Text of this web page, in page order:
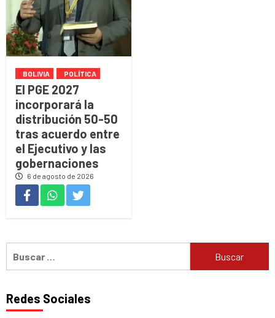
BOLIVIA POLÍTICA
El PGE 2027
incorporará la
distribución 50-50
tras acuerdo entre
el Ejecutivo y las
gobernaciones
6 de agosto de 2026
Redes Sociales